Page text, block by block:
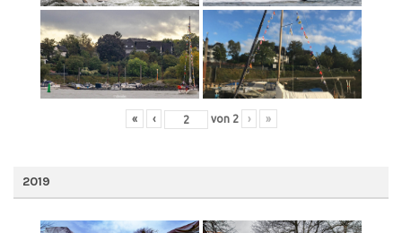
« ‹ von 2 › »
2019